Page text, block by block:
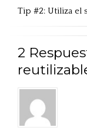
Tip #2: Utiliza el
2